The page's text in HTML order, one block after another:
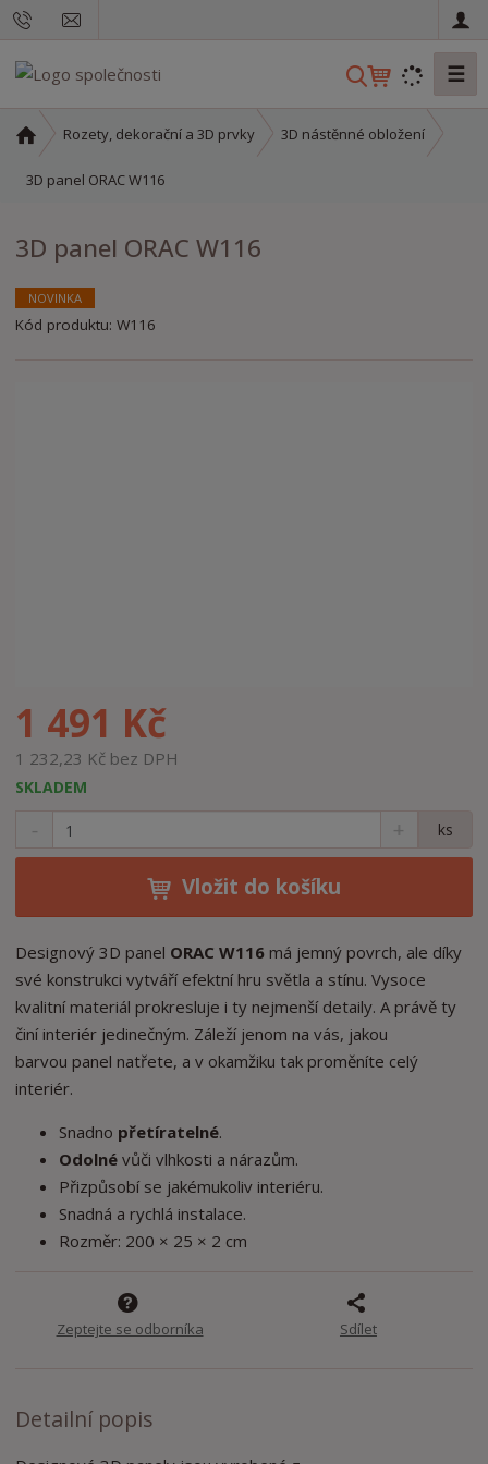
V
h
☰
v
o
í
t
r
Rozety, dekorační a 3D prvky 3D nástěnné obložení
3D panel ORAC W116
3D panel ORAC W116
NOVINKA
Kód produktu:W116
1 491 Kč
1 232,23 Kč bez DPH
SKLADEM
i
o
č
e
t
N
a
v
t
m
n
o
ž
s
í
m
n
o
ž
s
t
v
í
ks
Vložit do košíku
Designový 3D panel ORAC W116 má jemný povrch, ale díky
své konstrukci vytváří efektní hru světla a stínu. Vysoce
kvalitní materiál prokresluje i ty nejmenší detaily. A právě ty
činí interiér jedinečným. Záleží jenom na vás, jakou
barvou panel natřete, a v okamžiku tak proměníte celý
interiér.
Snadno přetíratelné.
Odolnévůči vlhkosti a nárazům.
Přizpůsobí se jakémukoliv interiéru.
Snadná a rychlá instalace.
Rozměr: 200 × 25 × 2 cm
Zeptejte se odborníka Sdílet
Detailní popis